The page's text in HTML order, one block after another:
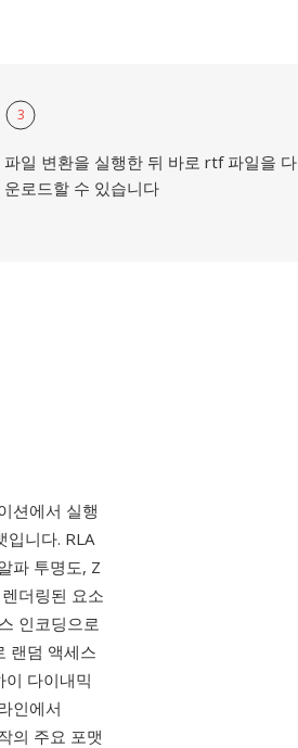
3
파일 변환을 실행한 뒤 바로 rtf 파일을 다
운로드할 수 있습니다
션에서 실행
입니다. RLA
파 투명도, Z
더링된 요소
인코딩으로
랜덤 액세스
다이내믹
인에서
의 주요 포맷